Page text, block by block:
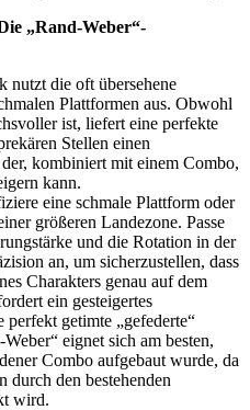
„Rand-Weber“-
nutzt die oft übersehene
Plattformen aus. Obwohl
ist, liefert eine perfekte
Stellen einen
kombiniert mit einem Combo,
kann.
eine schmale Plattform oder
größeren Landezone. Passe
und die Rotation in der
an, um sicherzustellen, dass
Charakters genau auf dem
ein gesteigertes
getimte „gefederte“
eignet sich am besten,
Combo aufgebaut wurde, da
durch den bestehenden
wird.